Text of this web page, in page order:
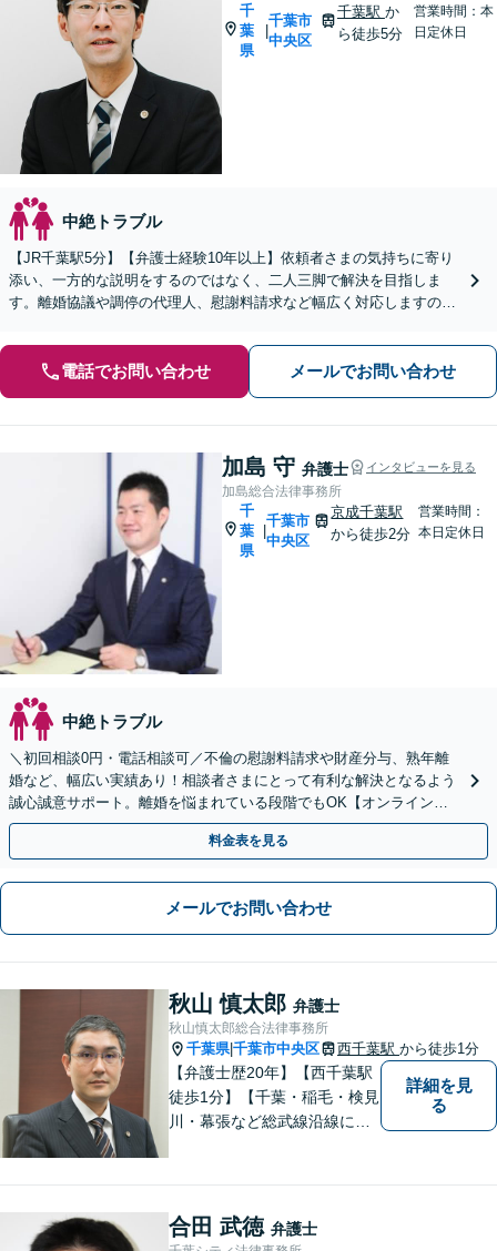
千
葉
県
千葉市
中央区
千葉駅 か
ら徒歩5分
営業時間：本
日定休日
中絶トラブル
【JR千葉駅5分】【弁護士経験10年以上】依頼者さまの気持ちに寄り
添い、一方的な説明をするのではなく、二人三脚で解決を目指しま
す。離婚協議や調停の代理人、慰謝料請求など幅広く対応しますの
電話でお問い合わせ メールでお問い合わせ
加島 守 弁護士 インタビューを見る
加島総合法律事務所
千
葉
県
千葉市
中央区
京成千葉駅
から徒歩2分
営業時間：
本日定休日
中絶トラブル
＼初回相談0円・電話相談可／不倫の慰謝料請求や財産分与、熟年離
婚など、幅広い実績あり！相談者さまにとって有利な解決となるよう
誠心誠意サポート。離婚を悩まれている段階でもOK【オンライン相
談】お気軽にご相談ください【子連れ相談可】
料金表を見る
メールでお問い合わせ
秋山 慎太郎 弁護士
秋山慎太郎総合法律事務所
千葉県|千葉市中央区 西千葉駅 から徒歩1分
【弁護士歴20年】【西千葉駅
徒歩1分】【千葉・稲毛・検見
川・幕張など総武線沿線にお
などお気軽にお問い合わせく
ださい【個人／企業いずれも
詳細を見
る
合田 武徳 弁護士